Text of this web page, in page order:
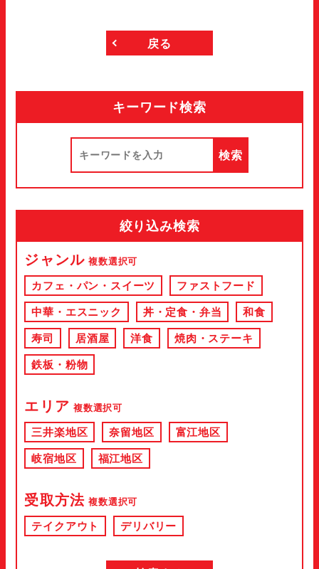
戻る
キーワード検索
絞り込み検索
ジャンル 複数選択可
カフェ・パン・スイーツ ファストフード
中華・エスニック 丼・定食・弁当 和食
寿司 居酒屋 洋食 焼肉・ステーキ
鉄板・粉物
エリア 複数選択可
三井楽地区 奈留地区 富江地区
岐宿地区 福江地区
受取方法 複数選択可
テイクアウト デリバリー